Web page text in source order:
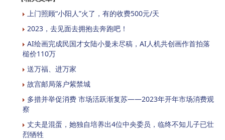
上门照顾“小阳人”火了，有的收费500元/天
2023，去见面去拥抱去奔跑吧！
AI绘画完成民国才女陆小曼未尽稿，AI人机共创画作首拍落
槌价110万
送万福、进万家
故宫邮局落户紫禁城
多措并举促消费 市场活跃渐复苏——2023年开年市场消费观
察
丈夫是混蛋，她独自培养出4位中央委员，临终不知儿子已壮
烈牺牲